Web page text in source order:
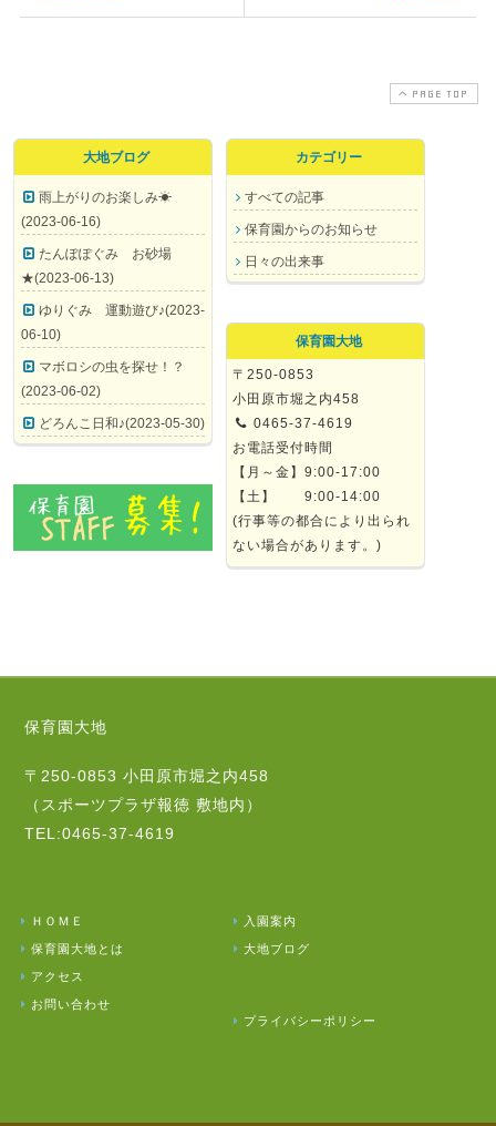
PAGE TOP
大地ブログ
雨上がりのお楽しみ☀
(2023-06-16)
たんぽぽぐみ お砂場
★(2023-06-13)
ゆりぐみ 運動遊び♪(2023-
06-10)
マボロシの虫を探せ！？
(2023-06-02)
どろんこ日和♪(2023-05-30)
カテゴリー
すべての記事
保育園からのお知らせ
日々の出来事
保育園大地
〒250-0853
小田原市堀之内458
0465-37-4619
お電話受付時間
【月～金】9:00-17:00
【土】 9:00-14:00
(行事等の都合により出られ
ない場合があります。)
保育園大地
〒250-0853 小田原市堀之内458
（スポーツプラザ報徳 敷地内）
TEL:0465-37-4619
ＨＯＭＥ
保育園大地とは
アクセス
お問い合わせ
入園案内
大地ブログ
プライバシーポリシー